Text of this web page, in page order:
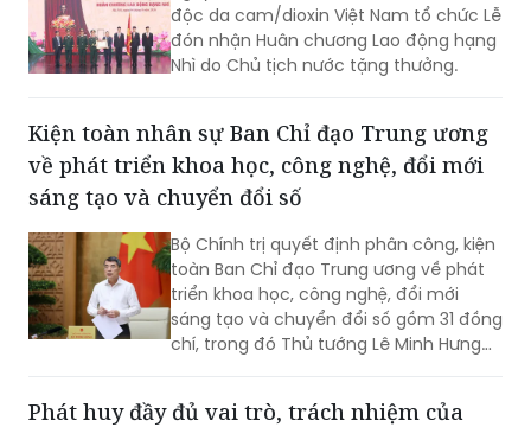
độc da cam/dioxin Việt Nam tổ chức Lễ
đón nhận Huân chương Lao động hạng
Nhì do Chủ tịch nước tặng thưởng.
Kiện toàn nhân sự Ban Chỉ đạo Trung ương
về phát triển khoa học, công nghệ, đổi mới
sáng tạo và chuyển đổi số
Bộ Chính trị quyết định phân công, kiện
toàn Ban Chỉ đạo Trung ương về phát
triển khoa học, công nghệ, đổi mới
sáng tạo và chuyển đổi số gồm 31 đồng
chí, trong đó Thủ tướng Lê Minh Hưng
Phát huy đầy đủ vai trò, trách nhiệm của